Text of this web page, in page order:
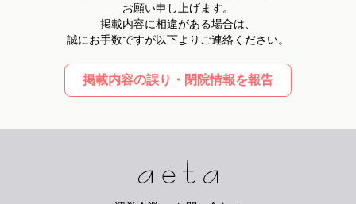
お願い申し上げます。
掲載内容に相違がある場合は、
誠にお手数ですが以下よりご連絡ください。
掲載内容の誤り・閉院情報を報告